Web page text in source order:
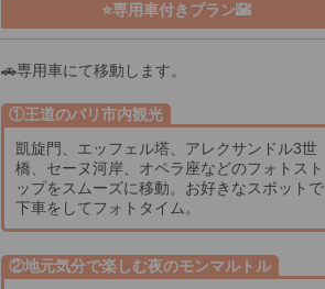
⭐専用車付きプラン🌇
🚗専用車にて移動します。
①王道のパリ市内観光
凱旋門、エッフェル塔、アレクサンドル3世
橋、セーヌ河岸、オペラ座などのフォトスト
ップをスムーズに移動。お好きなスポットで
下車をしてフォトタイム。
②地元気分で楽しむ夜のモンマルトル